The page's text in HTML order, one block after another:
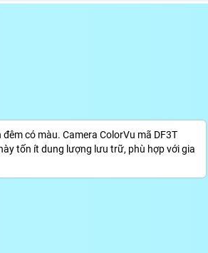
có màu. Camera ColorVu mã DF3T
tốn ít dung lượng lưu trữ, phù hợp với gia